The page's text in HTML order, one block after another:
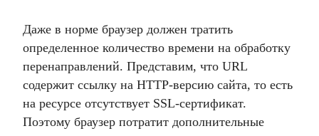
Даже в норме браузер должен тратить
определенное количество времени на обработку
перенаправлений. Представим, что URL
содержит ссылку на HTTP-версию сайта, то есть
на ресурсе отсутствует SSL-сертификат.
Поэтому браузер потратит дополнительные